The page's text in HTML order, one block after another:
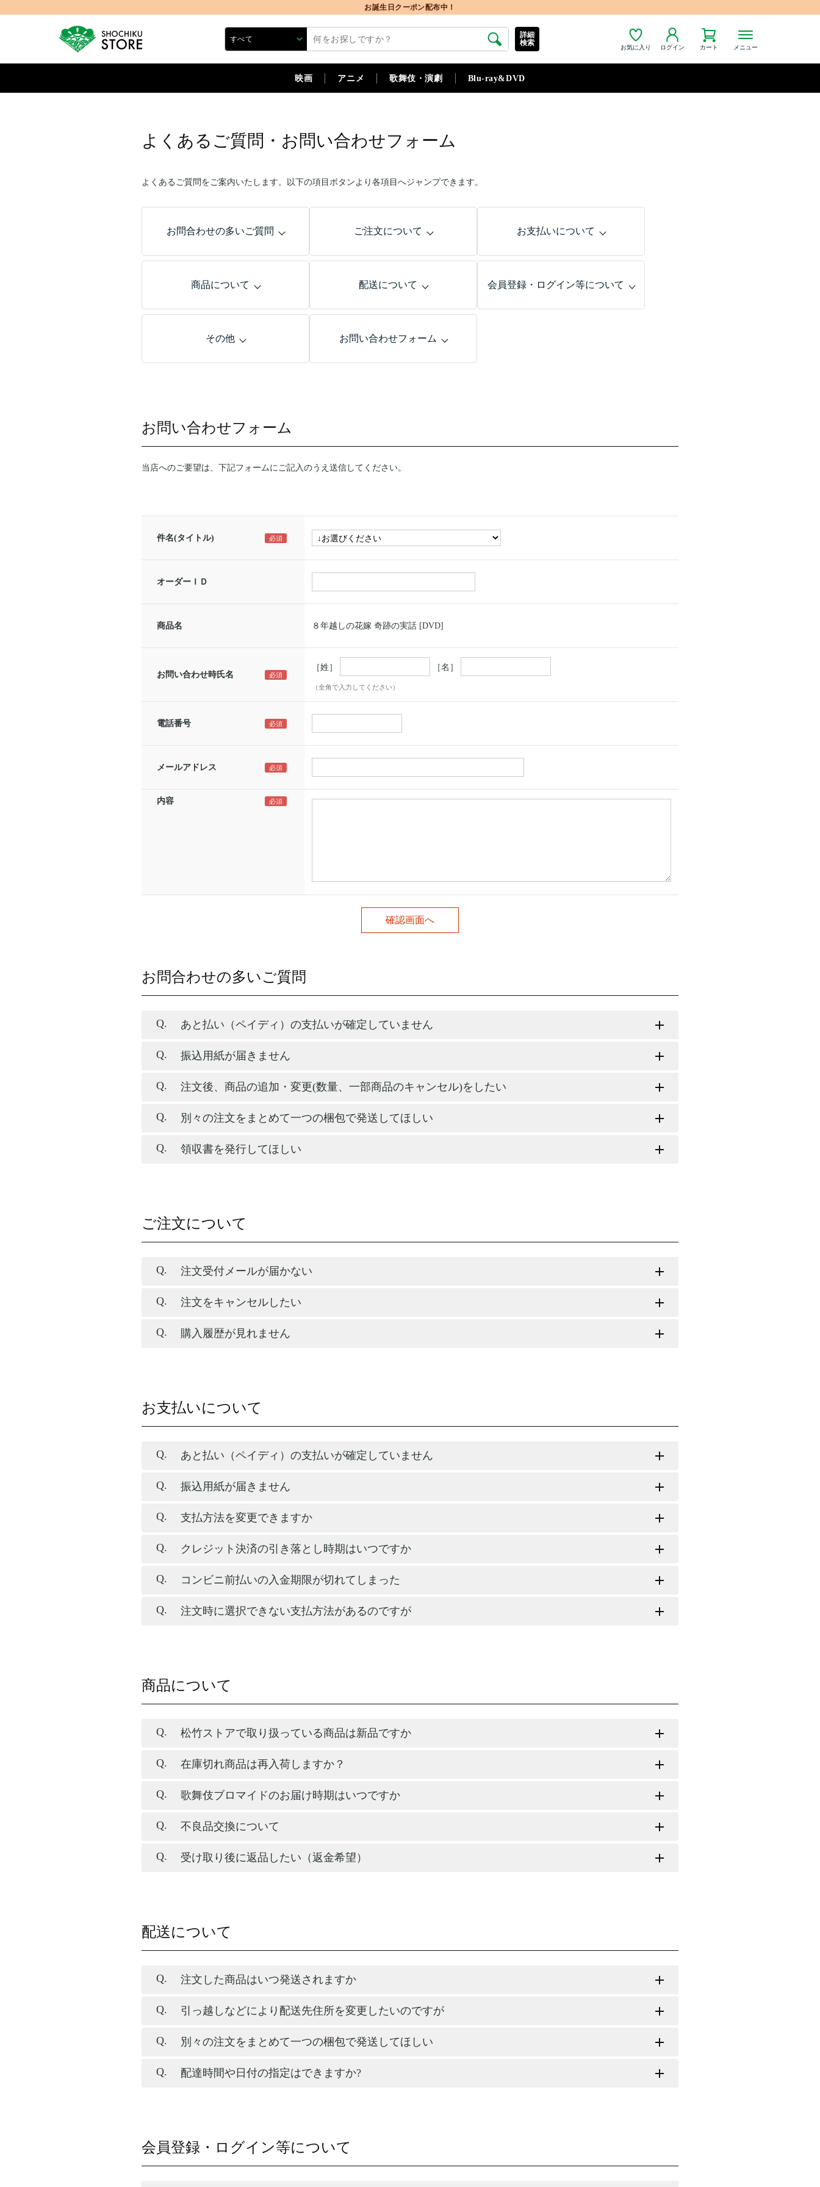
お気に入り ログイン カート メニュー
詳細
検索
映画 アニメ 歌舞伎・演劇 Blu-ray&DVD
よくあるご質問・お問い合わせフォーム
よくあるご質問をご案内いたします。以下の項目ボタンより各項目へジャンプできます。
お問合わせの多いご質問 ご注文について お支払いについて
商品について 配送について 会員登録・ログイン等について
その他 お問い合わせフォーム
お問い合わせフォーム
当店へのご要望は、下記フォームにご記入のうえ送信してください。
件名(タイトル)
オーダーＩＤ
商品名 ８年越しの花嫁 奇跡の実話 [DVD]
お問い合わせ時氏名
［姓］ ［名］
（全角で入力してください）
電話番号
メールアドレス
内容
お問合わせの多いご質問
あと払い（ペイディ）の支払いが確定していません
振込用紙が届きません
注文後、商品の追加・変更(数量、一部商品のキャンセル)をしたい
別々の注文をまとめて一つの梱包で発送してほしい
領収書を発行してほしい
ご注文について
注文受付メールが届かない
注文をキャンセルしたい
購入履歴が見れません
お支払いについて
あと払い（ペイディ）の支払いが確定していません
振込用紙が届きません
支払方法を変更できますか
クレジット決済の引き落とし時期はいつですか
コンビニ前払いの入金期限が切れてしまった
注文時に選択できない支払方法があるのですが
商品について
松竹ストアで取り扱っている商品は新品ですか
在庫切れ商品は再入荷しますか？
歌舞伎ブロマイドのお届け時期はいつですか
不良品交換について
受け取り後に返品したい（返金希望）
配送について
注文した商品はいつ発送されますか
引っ越しなどにより配送先住所を変更したいのですが
別々の注文をまとめて一つの梱包で発送してほしい
配達時間や日付の指定はできますか?
会員登録・ログイン等について